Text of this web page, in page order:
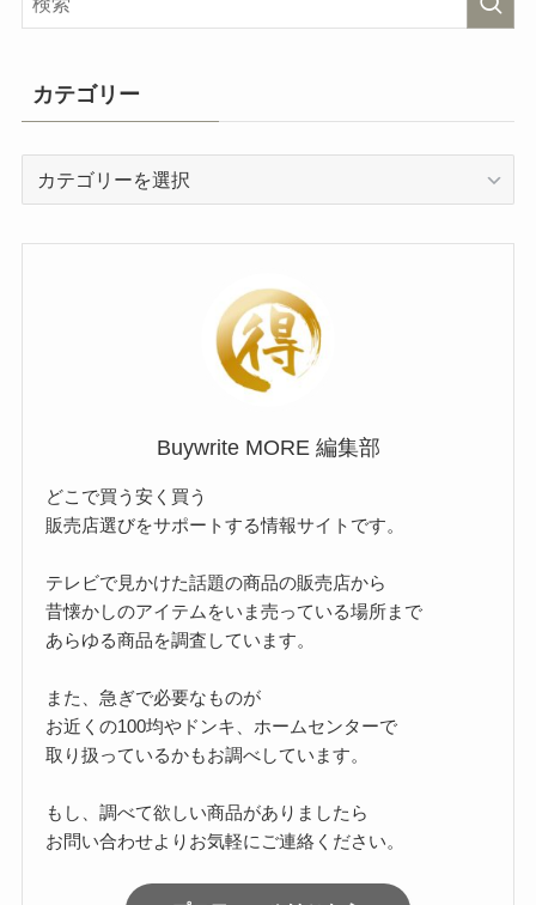
カテゴリー
Buywrite MORE 編集部
どこで買う安く買う
販売店選びをサポートする情報サイトです。
テレビで見かけた話題の商品の販売店から
昔懐かしのアイテムをいま売っている場所まで
あらゆる商品を調査しています。
また、急ぎで必要なものが
お近くの100均やドンキ、ホームセンターで
取り扱っているかもお調べしています。
もし、調べて欲しい商品がありましたら
お問い合わせよりお気軽にご連絡ください。